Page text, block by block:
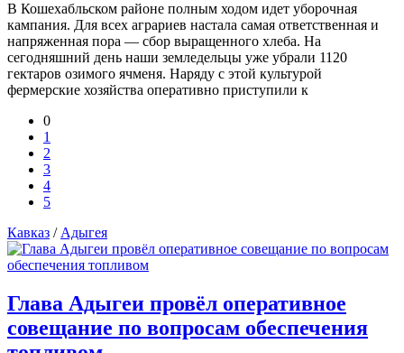
В Кошехабльском районе полным ходом идет уборочная
кампания. Для всех аграриев настала самая ответственная и
напряженная пора — сбор выращенного хлеба. На
сегодняшний день наши земледельцы уже убрали 1120
гектаров озимого ячменя. Наряду с этой культурой
фермерские хозяйства оперативно приступили к
0
1
2
3
4
5
Кавказ / Адыгея
Глава Адыгеи провёл оперативное
совещание по вопросам обеспечения